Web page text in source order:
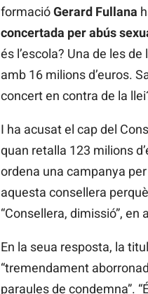
formacióGerard Fullana
concertada per abús
és l’escola? Una de les
amb 16 milions d’euros.
concert en contra de la
I ha acusat el cap del
quan retalla 123 milions
ordena una campanya
aquesta consellera
“Consellera, dimissió”, en
En la seua resposta, la
“tremendament
paraules de condemna”.